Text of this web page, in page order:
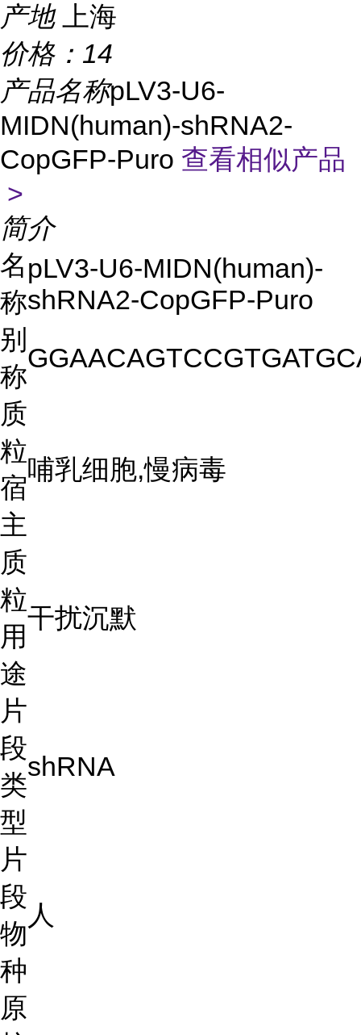
产地
上海
价格： 14
产品名称pLV3-U6-
MIDN(human)-shRNA2-
CopGFP-Puro 查看相似产品
>
简介
名
称
pLV3-U6-MIDN(human)-
shRNA2-CopGFP-Puro
别
称
质
粒
宿
主
哺乳细胞,慢病毒
质
粒
用
途
干扰沉默
片
段
类
型
shRNA
片
段
物
种
人
原